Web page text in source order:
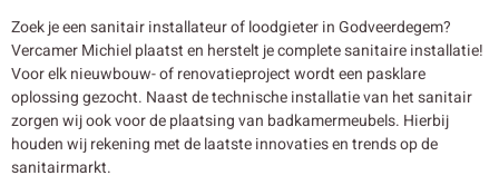
Zoek je een sanitair installateur of loodgieter in Godveerdegem?
Vercamer Michiel plaatst en herstelt je complete sanitaire installatie!
Voor elk nieuwbouw- of renovatieproject wordt een pasklare
oplossing gezocht. Naast de technische installatie van het sanitair
zorgen wij ook voor de plaatsing van badkamermeubels. Hierbij
houden wij rekening met de laatste innovaties en trends op de
sanitairmarkt.